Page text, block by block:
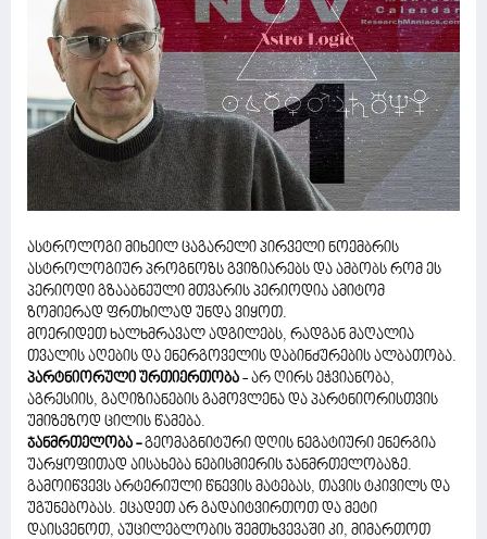
ასტროლოგი მიხეილ ცაგარელი პირველი ნოემბრის
ასტროლოგიურ პროგნოზს გვიზიარებს და ამბობს რომ ეს
პერიოდი გზააბნეული მთვარის პერიოდია ამიტომ
ზომიერად ფრთხილად უნდა ვიყოთ.
მოერიდეთ ხალხმრავალ ადგილებს, რადგან მაღალია
თვალის აღების და ენერგოველის დაბინძურების ალბათობა.
პარტნიორული ურთიერთობა - არ ღირს ეჭვიანობა,
აგრესიის, გაღიზიანების გამოვლენა და პარტნიორისთვის
უმიზეზოდ ცილის წამება.
ჯანმრთელობა -გეომაგნიტური დღის ნეგატიური ენერგია
უარყოფითად აისახება ნებისმიერის ჯანმრთელობაზე.
გამოიწვევს არტერიული წნევის მატებას, თავის ტკივილს და
უგუნებობას. ეცადეთ არ გადაიტვირთოთ და მეტი
დაისვენოთ, აუცილებლობის შემთხვევაში კი, მიმართოთ